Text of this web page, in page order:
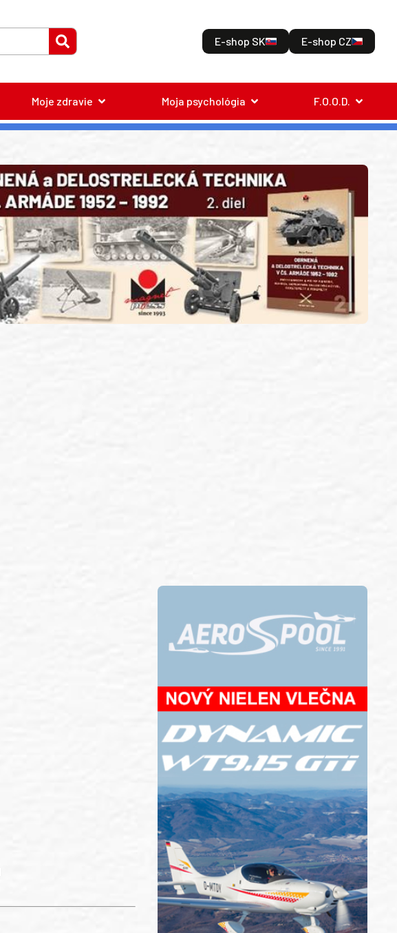
E-shop SK E-shop CZ
Moje zdravie Moja psychológia F.O.O.D.